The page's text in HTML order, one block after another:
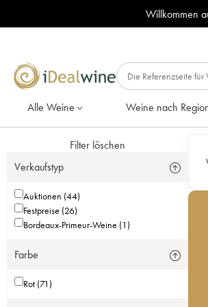
Willkommen
Alle Weine Weine nach
Filter löschen
Verkaufstyp
Auktionen (44)
Festpreise (26)
Bordeaux-Primeur-Weine (1)
Farbe
Rot (71)